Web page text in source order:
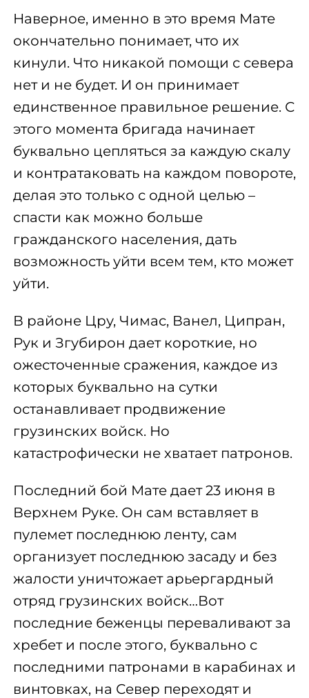
Наверное, именно в это время Мате
окончательно понимает, что их
кинули. Что никакой помощи с севера
нет и не будет. И он принимает
единственное правильное решение. С
этого момента бригада начинает
буквально цепляться за каждую скалу
и контратаковать на каждом повороте,
делая это только с одной целью –
спасти как можно больше
гражданского населения, дать
возможность уйти всем тем, кто может
уйти.
В районе Цру, Чимас, Ванел, Ципран,
Рук и Згубирон дает короткие, но
ожесточенные сражения, каждое из
которых буквально на сутки
останавливает продвижение
грузинских войск. Но
катастрофически не хватает патронов.
Последний бой Мате дает 23 июня в
Верхнем Руке. Он сам вставляет в
пулемет последнюю ленту, сам
организует последнюю засаду и без
жалости уничтожает арьергардный
отряд грузинских войск…Вот
последние беженцы переваливают за
хребет и после этого, буквально с
последними патронами в карабинах и
винтовках, на Север переходят и